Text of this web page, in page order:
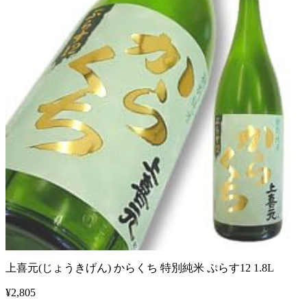
上喜元(じょうきげん) からくち 特別純米 ぷらす12 1.8L
¥2,805